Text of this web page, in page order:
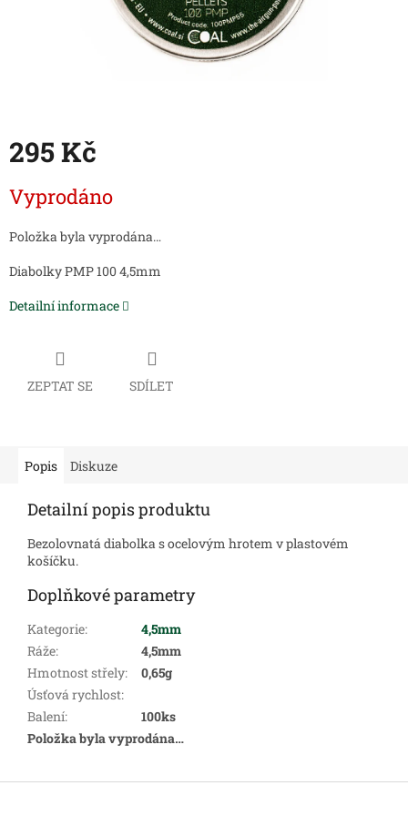
295 Kč
cena:
Vyprodáno
Položka byla vyprodána…
Diabolky PMP 100 4,5mm
Detailní informace
ZEPTAT SE SDÍLET
Popis Diskuze
Detailní popis produktu
Bezolovnatá diabolka s ocelovým hrotem v plastovém
košíčku.
Doplňkové parametry
Kategorie:
4,5mm
Ráže:
4,5mm
Hmotnost střely:
0,65g
Úsťová rychlost:
Balení:
100ks
Položka byla vyprodána…
Z